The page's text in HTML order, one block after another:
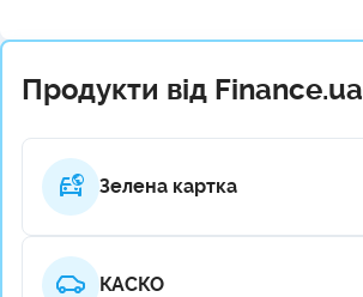
Продукти від Finance.ua
Зелена картка
КАСКО